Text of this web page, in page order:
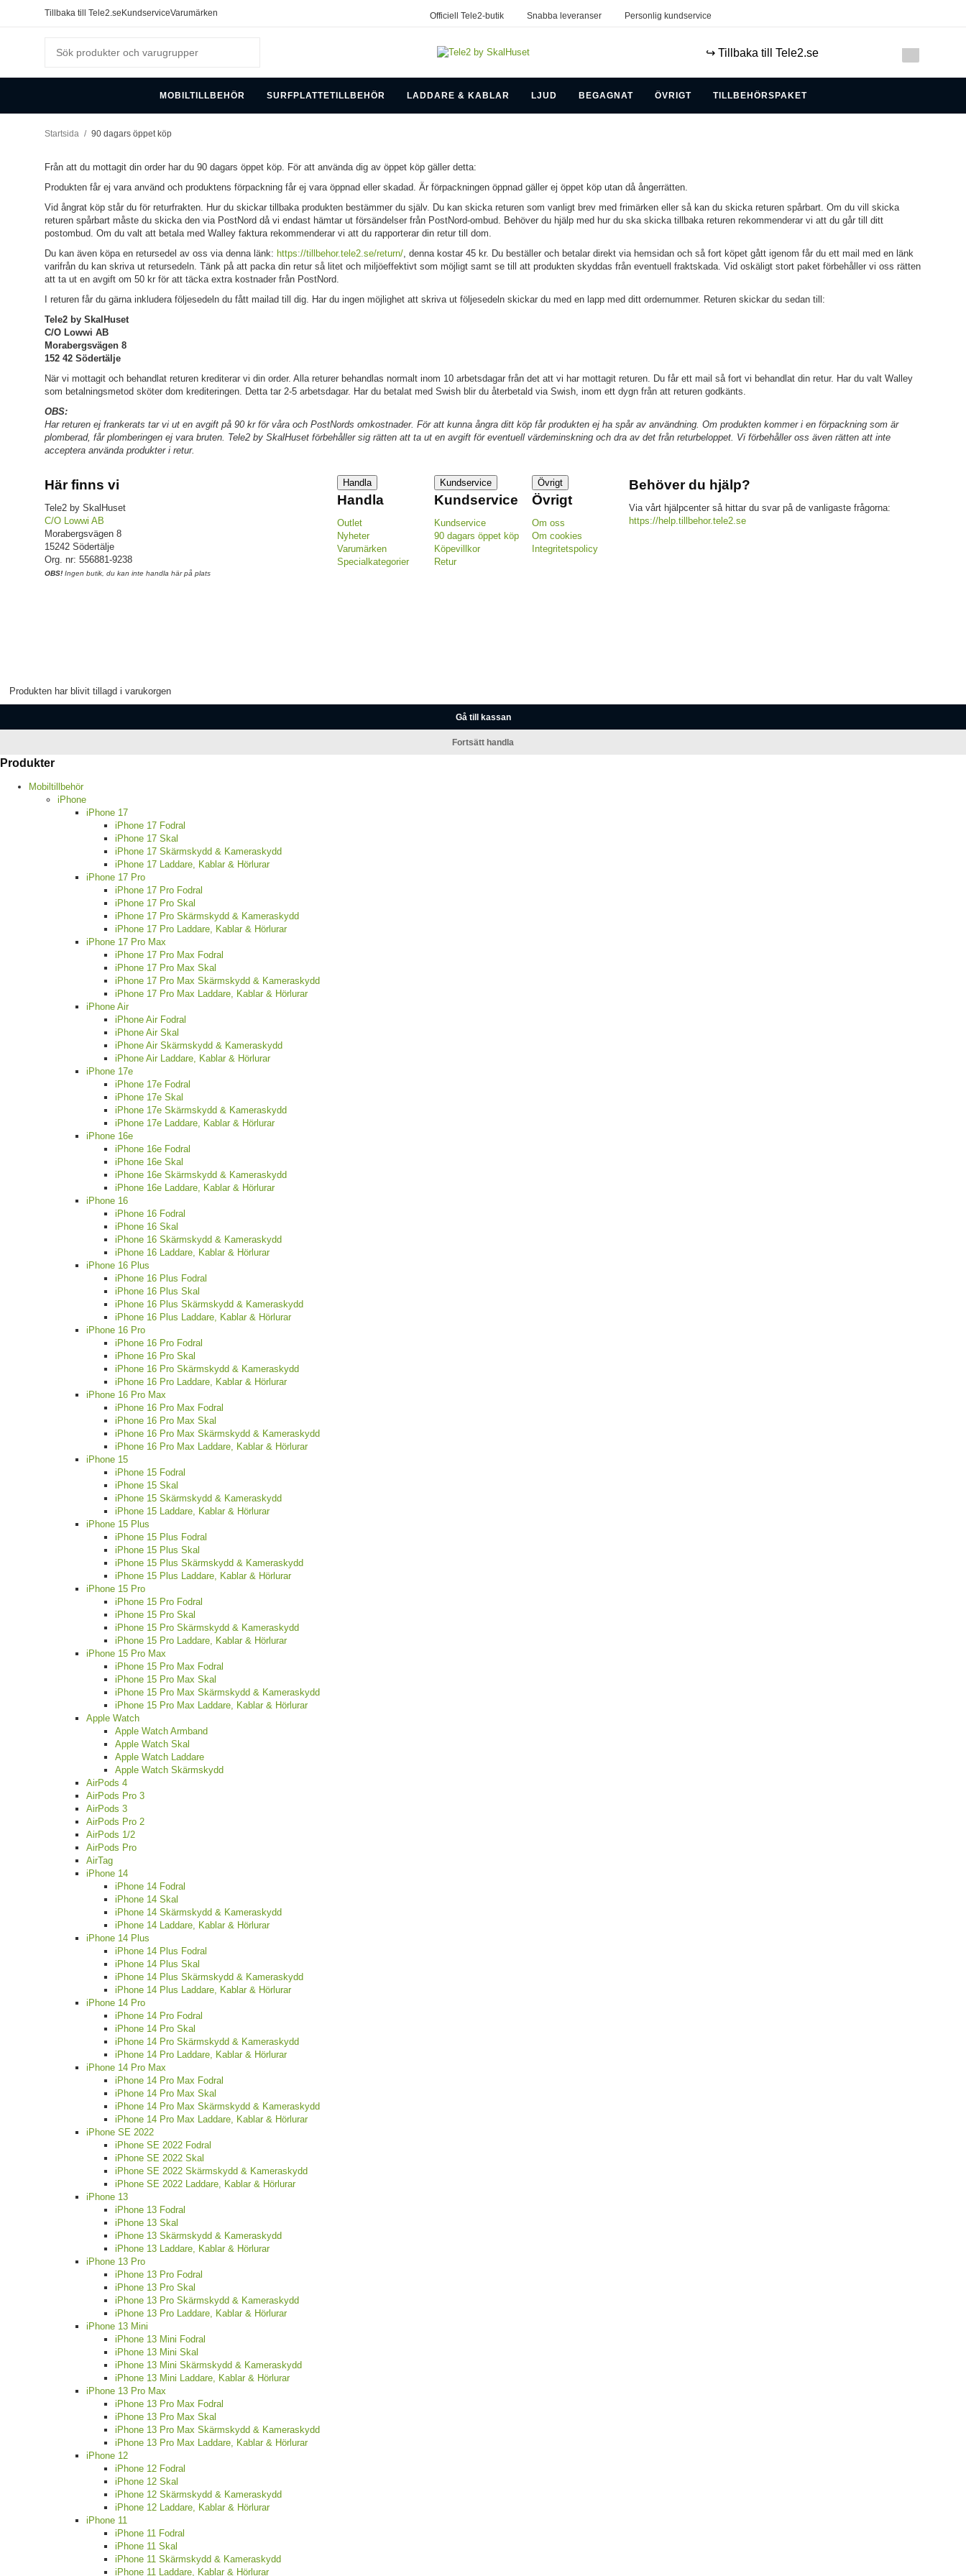
Tillbaka till Tele2.se KundserviceVarumärken Officiell Tele2-butik Snabba leveranser Personlig kundservice
↪️ Tillbaka till Tele2.se
MOBILTILLBEHÖR SURFPLATTETILLBEHÖR LADDARE & KABLAR LJUD BEGAGNAT ÖVRIGT TILLBEHÖRSPAKET
Startsida / 90 dagars öppet köp
Från att du mottagit din order har du 90 dagars öppet köp. För att använda dig av öppet köp gäller detta:
Produkten får ej vara använd och produktens förpackning får ej vara öppnad eller skadad. Är förpackningen öppnad gäller ej öppet köp utan då ångerrätten.
Vid ångrat köp står du för returfrakten. Hur du skickar tillbaka produkten bestämmer du själv. Du kan skicka returen som vanligt brev med frimärken eller så kan du skicka returen spårbart. Om du vill skicka
returen spårbart måste du skicka den via PostNord då vi endast hämtar ut försändelser från PostNord-ombud. Behöver du hjälp med hur du ska skicka tillbaka returen rekommenderar vi att du går till ditt
postombud. Om du valt att betala med Walley faktura rekommenderar vi att du rapporterar din retur till dom.
Du kan även köpa en retursedel av oss via denna länk: https://tillbehor.tele2.se/return/, denna kostar 45 kr. Du beställer och betalar direkt via hemsidan och så fort köpet gått igenom får du ett mail med en länk
varifrån du kan skriva ut retursedeln. Tänk på att packa din retur så litet och miljöeffektivt som möjligt samt se till att produkten skyddas från eventuell fraktskada. Vid oskäligt stort paket förbehåller vi oss rätten
att ta ut en avgift om 50 kr för att täcka extra kostnader från PostNord.
I returen får du gärna inkludera följesedeln du fått mailad till dig. Har du ingen möjlighet att skriva ut följesedeln skickar du med en lapp med ditt ordernummer. Returen skickar du sedan till:
Tele2 by SkalHuset
C/O Lowwi AB
Morabergsvägen 8
152 42 Södertälje
När vi mottagit och behandlat returen krediterar vi din order. Alla returer behandlas normalt inom 10 arbetsdagar från det att vi har mottagit returen. Du får ett mail så fort vi behandlat din retur. Har du valt Walley
som betalningsmetod sköter dom krediteringen. Detta tar 2-5 arbetsdagar. Har du betalat med Swish blir du återbetald via Swish, inom ett dygn från att returen godkänts.
OBS:
Har returen ej frankerats tar vi ut en avgift på 90 kr för våra och PostNords omkostnader. För att kunna ångra ditt köp får produkten ej ha spår av användning. Om produkten kommer i en förpackning som är
plomberad, får plomberingen ej vara bruten. Tele2 by SkalHuset förbehåller sig rätten att ta ut en avgift för eventuell värdeminskning och dra av det från returbeloppet. Vi förbehåller oss även rätten att inte
acceptera använda produkter i retur.
Här finns vi
Tele2 by SkalHuset
C/O Lowwi AB
Morabergsvägen 8
15242 Södertälje
Org. nr: 556881-9238
OBS! Ingen butik, du kan inte handla här på plats
Handla
Handla
Outlet
Nyheter
Varumärken
Specialkategorier
Kundservice
Kundservice
Kundservice
90 dagars öppet köp
Köpevillkor
Retur
Övrigt
Övrigt
Om oss
Om cookies
Integritetspolicy
Behöver du hjälp?
Via vårt hjälpcenter så hittar du svar på de vanligaste frågorna:
https://help.tillbehor.tele2.se
Produkten har blivit tillagd i varukorgen
Gå till kassan
Fortsätt handla
Produkter
Mobiltillbehör
iPhone
iPhone 17
iPhone 17 Fodral
iPhone 17 Skal
iPhone 17 Skärmskydd & Kameraskydd
iPhone 17 Laddare, Kablar & Hörlurar
iPhone 17 Pro
iPhone 17 Pro Fodral
iPhone 17 Pro Skal
iPhone 17 Pro Skärmskydd & Kameraskydd
iPhone 17 Pro Laddare, Kablar & Hörlurar
iPhone 17 Pro Max
iPhone 17 Pro Max Fodral
iPhone 17 Pro Max Skal
iPhone 17 Pro Max Skärmskydd & Kameraskydd
iPhone 17 Pro Max Laddare, Kablar & Hörlurar
iPhone Air
iPhone Air Fodral
iPhone Air Skal
iPhone Air Skärmskydd & Kameraskydd
iPhone Air Laddare, Kablar & Hörlurar
iPhone 17e
iPhone 17e Fodral
iPhone 17e Skal
iPhone 17e Skärmskydd & Kameraskydd
iPhone 17e Laddare, Kablar & Hörlurar
iPhone 16e
iPhone 16e Fodral
iPhone 16e Skal
iPhone 16e Skärmskydd & Kameraskydd
iPhone 16e Laddare, Kablar & Hörlurar
iPhone 16
iPhone 16 Fodral
iPhone 16 Skal
iPhone 16 Skärmskydd & Kameraskydd
iPhone 16 Laddare, Kablar & Hörlurar
iPhone 16 Plus
iPhone 16 Plus Fodral
iPhone 16 Plus Skal
iPhone 16 Plus Skärmskydd & Kameraskydd
iPhone 16 Plus Laddare, Kablar & Hörlurar
iPhone 16 Pro
iPhone 16 Pro Fodral
iPhone 16 Pro Skal
iPhone 16 Pro Skärmskydd & Kameraskydd
iPhone 16 Pro Laddare, Kablar & Hörlurar
iPhone 16 Pro Max
iPhone 16 Pro Max Fodral
iPhone 16 Pro Max Skal
iPhone 16 Pro Max Skärmskydd & Kameraskydd
iPhone 16 Pro Max Laddare, Kablar & Hörlurar
iPhone 15
iPhone 15 Fodral
iPhone 15 Skal
iPhone 15 Skärmskydd & Kameraskydd
iPhone 15 Laddare, Kablar & Hörlurar
iPhone 15 Plus
iPhone 15 Plus Fodral
iPhone 15 Plus Skal
iPhone 15 Plus Skärmskydd & Kameraskydd
iPhone 15 Plus Laddare, Kablar & Hörlurar
iPhone 15 Pro
iPhone 15 Pro Fodral
iPhone 15 Pro Skal
iPhone 15 Pro Skärmskydd & Kameraskydd
iPhone 15 Pro Laddare, Kablar & Hörlurar
iPhone 15 Pro Max
iPhone 15 Pro Max Fodral
iPhone 15 Pro Max Skal
iPhone 15 Pro Max Skärmskydd & Kameraskydd
iPhone 15 Pro Max Laddare, Kablar & Hörlurar
Apple Watch
Apple Watch Armband
Apple Watch Skal
Apple Watch Laddare
Apple Watch Skärmskydd
AirPods 4
AirPods Pro 3
AirPods 3
AirPods Pro 2
AirPods 1/2
AirPods Pro
AirTag
iPhone 14
iPhone 14 Fodral
iPhone 14 Skal
iPhone 14 Skärmskydd & Kameraskydd
iPhone 14 Laddare, Kablar & Hörlurar
iPhone 14 Plus
iPhone 14 Plus Fodral
iPhone 14 Plus Skal
iPhone 14 Plus Skärmskydd & Kameraskydd
iPhone 14 Plus Laddare, Kablar & Hörlurar
iPhone 14 Pro
iPhone 14 Pro Fodral
iPhone 14 Pro Skal
iPhone 14 Pro Skärmskydd & Kameraskydd
iPhone 14 Pro Laddare, Kablar & Hörlurar
iPhone 14 Pro Max
iPhone 14 Pro Max Fodral
iPhone 14 Pro Max Skal
iPhone 14 Pro Max Skärmskydd & Kameraskydd
iPhone 14 Pro Max Laddare, Kablar & Hörlurar
iPhone SE 2022
iPhone SE 2022 Fodral
iPhone SE 2022 Skal
iPhone SE 2022 Skärmskydd & Kameraskydd
iPhone SE 2022 Laddare, Kablar & Hörlurar
iPhone 13
iPhone 13 Fodral
iPhone 13 Skal
iPhone 13 Skärmskydd & Kameraskydd
iPhone 13 Laddare, Kablar & Hörlurar
iPhone 13 Pro
iPhone 13 Pro Fodral
iPhone 13 Pro Skal
iPhone 13 Pro Skärmskydd & Kameraskydd
iPhone 13 Pro Laddare, Kablar & Hörlurar
iPhone 13 Mini
iPhone 13 Mini Fodral
iPhone 13 Mini Skal
iPhone 13 Mini Skärmskydd & Kameraskydd
iPhone 13 Mini Laddare, Kablar & Hörlurar
iPhone 13 Pro Max
iPhone 13 Pro Max Fodral
iPhone 13 Pro Max Skal
iPhone 13 Pro Max Skärmskydd & Kameraskydd
iPhone 13 Pro Max Laddare, Kablar & Hörlurar
iPhone 12
iPhone 12 Fodral
iPhone 12 Skal
iPhone 12 Skärmskydd & Kameraskydd
iPhone 12 Laddare, Kablar & Hörlurar
iPhone 11
iPhone 11 Fodral
iPhone 11 Skal
iPhone 11 Skärmskydd & Kameraskydd
iPhone 11 Laddare, Kablar & Hörlurar